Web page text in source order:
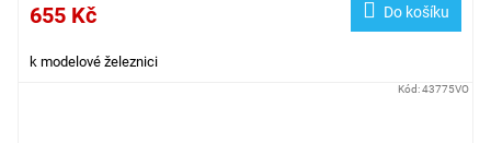
655 Kč Do košíku
k modelové železnici
Kód:43775VO